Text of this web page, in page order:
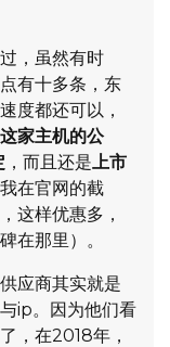
，虽然有时
有十多条，东
度都还可以，
这家主机的公
，而且还是上市
在官网的截
这样优惠多，
在那里）。
应商其实就是
ip。因为他们看
，在2018年，